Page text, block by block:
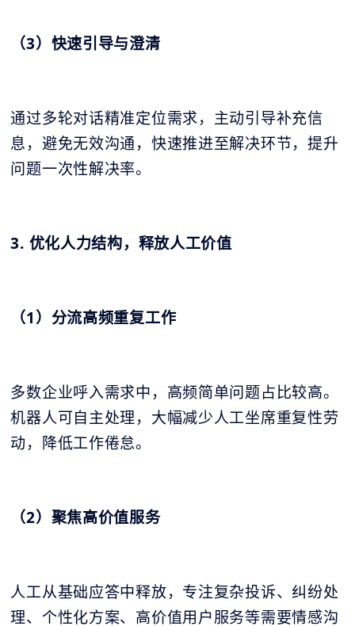
（3）快速引导与澄清
通过多轮对话精准定位需求，主动引导补充信
息，避免无效沟通，快速推进至解决环节，提升
问题一次性解决率。
3. 优化人力结构，释放人工价值
（1）分流高频重复工作
多数企业呼入需求中，高频简单问题占比较高。
机器人可自主处理，大幅减少人工坐席重复性劳
动，降低工作倦怠。
（2）聚焦高价值服务
人工从基础应答中释放，专注复杂投诉、纠纷处
理、个性化方案、高价值用户服务等需要情感沟